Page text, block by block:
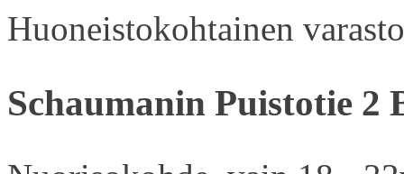
Huoneistokohtainen
Schaumanin Puistotie 2